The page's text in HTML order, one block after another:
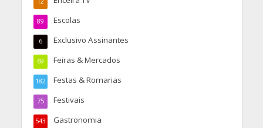
Escolas
89
Exclusivo Assinantes
6
Feiras & Mercados
69
Festas & Romarias
182
Festivais
75
Gastronomia
543